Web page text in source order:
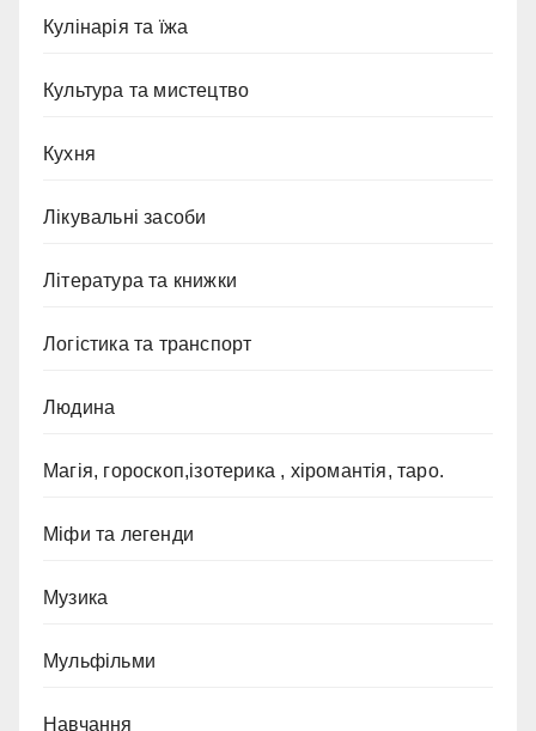
Кулінарія та їжа
Культура та мистецтво
Кухня
Лікувальні засоби
Література та книжки
Логістика та транспорт
Людина
Магія, гороскоп,ізотерика , хіромантія, таро.
Міфи та легенди
Музика
Мульфільми
Навчання